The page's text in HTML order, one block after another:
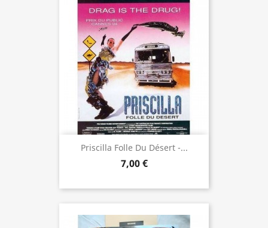
Priscilla Folle Du Désert -...
7,00 €